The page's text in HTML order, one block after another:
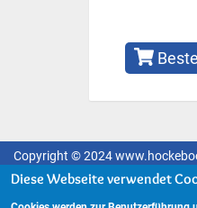
Copyright © 2024
Fußzeilenmenü
Diese Webseite verwendet